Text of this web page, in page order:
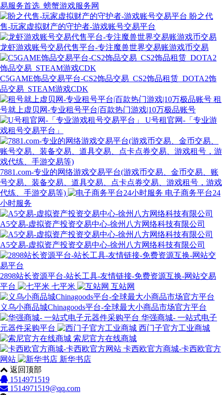
易服务首选_螃蟹游戏服务网
盼之代
售-玩家虚拟财产的守护者-游戏账号交易平台
龙虾游戏账号交易代售平台-专注魔兽世界交易账游戏币交易
C5GAME饰品交易平台-CS2饰品交易_CS2饰品租赁_DOTA2饰
品交易_STEAM游戏CDK
租
号就上虚贝网-专业租号平台|百款热门游戏|10万极品账号
U号租官网-「专业游
戏租号交易平台」
7881.com-专业的网络游戏交易平台(游戏币交易、金币交易、账
号交易、装备交易、道具交易、点卡点券交易、游戏租号，游戏
代练、手游交易等)
电子商务平台24
小时服务
A5交易-虚拟资产投资交易中心-徐州八方网络科技有限公司
A5交易-虚拟资产投资交易中心-徐州八方网络科技有限公司
2898站长资源平台-站长工具-友情链接-免费资源互换-网站交易
平台
七平米 互站网
义乌小商品城Chinagoods平台-全球最大小商品市场官方平台
华强商城- 一站式电子
元器件采购平台
西门子官方工业商城
索尼官方在线商城
卡西欧官方商城-卡西欧官方
网站
新华书店
返回顶部
1514971519
1514971519@qq.com